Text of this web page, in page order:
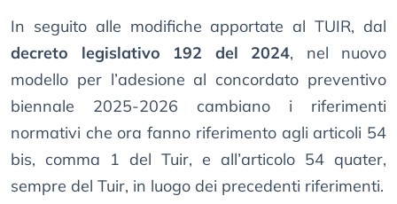
In seguito alle modifiche apportate al TUIR, dal
decreto legislativo 192 del 2024, nel nuovo
modello per l’adesione al concordato preventivo
biennale 2025-2026 cambiano i riferimenti
normativi che ora fanno riferimento agli articoli 54
bis, comma 1 del Tuir, e all’articolo 54 quater,
sempre del Tuir, in luogo dei precedenti riferimenti.